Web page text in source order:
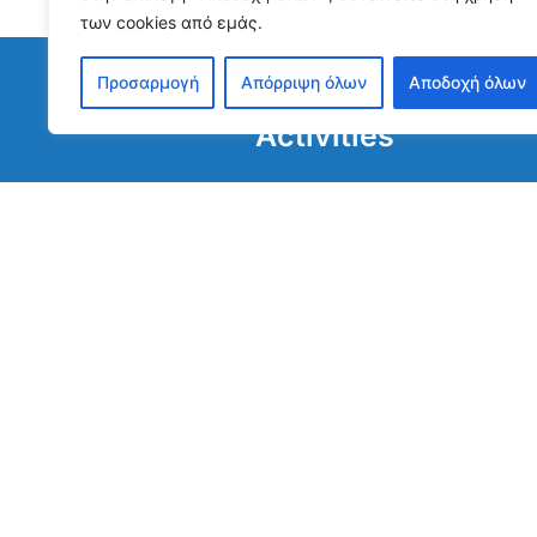
των cookies από εμάς.
Προσαρμογή Απόρριψη όλων Αποδοχή όλων
Activities